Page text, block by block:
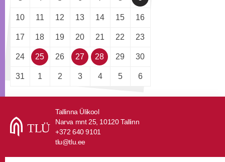
10 11 12 13 14 15 16
17 18 19 20 21 22 23
24 25 26 27 28 29 30
31 1 2 3 4 5 6
Tallinna Ülikool
Narva mnt 25, 10120 Tallinn
+372 640 9101
tlu@tlu.ee